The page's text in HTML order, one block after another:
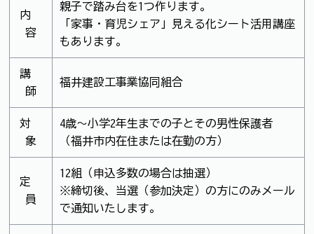
内
容
親子で踏み台を1つ作ります。
「家事・育児シェア」見える化シート活用講座
もあります。
講
師
福井建設工事業協同組合
対
象
4歳～小学2年生までの子とその男性保護者
（福井市内在住または在勤の方）
定
員
12組（申込多数の場合は抽選）
※締切後、当選（参加決定）の方にのみメール
で通知いたします。